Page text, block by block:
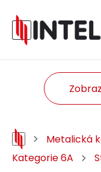
Metalická
Kategorie 6A